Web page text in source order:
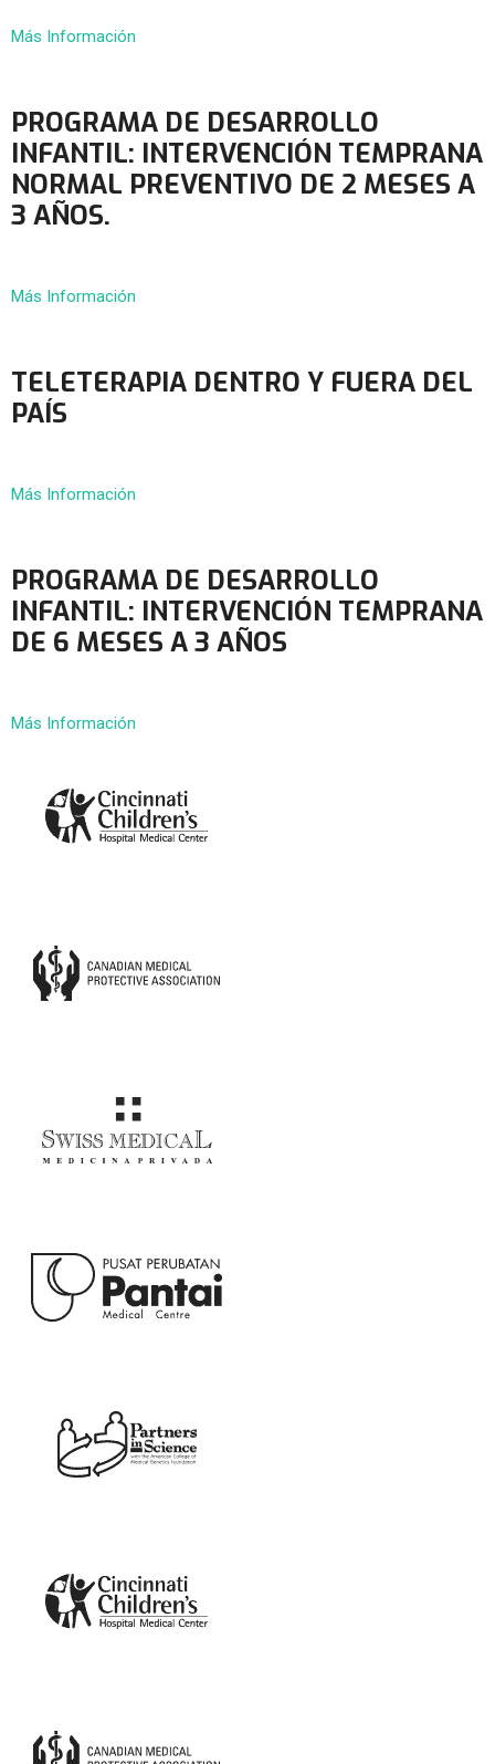
Más Información
PROGRAMA DE DESARROLLO
INFANTIL: INTERVENCIÓN TEMPRANA
NORMAL PREVENTIVO DE 2 MESES A
3 AÑOS.
Más Información
TELETERAPIA DENTRO Y FUERA DEL
PAÍS
Más Información
PROGRAMA DE DESARROLLO
INFANTIL: INTERVENCIÓN TEMPRANA
DE 6 MESES A 3 AÑOS
Más Información